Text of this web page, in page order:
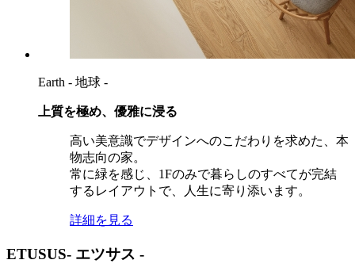
Earth - 地球 -
上質を極め、優雅に浸る
高い美意識でデザインへのこだわりを求めた、本
物志向の家。
常に緑を感じ、1Fのみで暮らしのすべてが完結
するレイアウトで、人生に寄り添います。
詳細を見る
ETUSUS- エツサス -